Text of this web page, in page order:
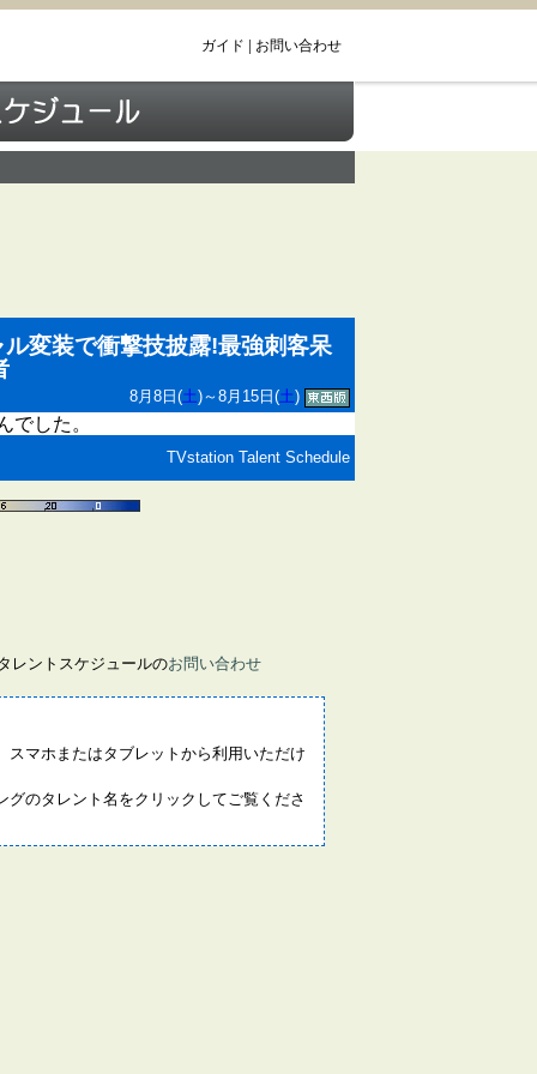
ガイド お問い合わせ
変装で衝撃技披露!最強刺客呆
8月8日(土)～8月15日(土)
でした。
TVstation Talent Schedule
レントスケジュールのお問い合わせ
マホまたはタブレットから利用いただけ
グのタレント名をクリックしてご覧くださ